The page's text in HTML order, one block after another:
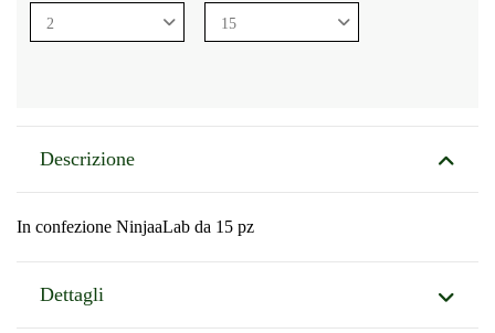
Descrizione
In confezione NinjaaLab da 15 pz
Dettagli